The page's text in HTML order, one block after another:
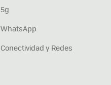
5g
WhatsApp
Conectividad y Redes